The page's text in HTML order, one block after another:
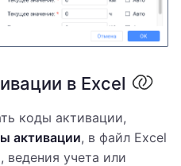
в Excel
коды активации,
активации, в файл Excel
ведения учета или